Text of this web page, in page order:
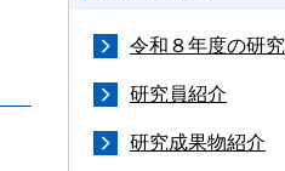
令和８年度の研究
研究員紹介
研究成果物紹介